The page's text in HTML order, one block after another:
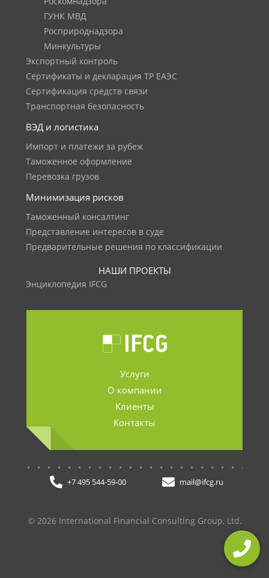
ГУНК МВД
Росприроднадзора
Минкультуры
Экспортный контроль
Сертификаты и декларация ТР ЕАЭС
Сертификация средств связи
Транспортная безопасность
ВЭД и логистика
Импорт и платежи за рубеж
Таможенное оформление
Перевозка грузов
Минимизация рисков
Таможенный консалтинг
Представление интересов в суде
Предварительные решения по классификации
НАШИ ПРОЕКТЫ
Энциклопедия IFCG
Услуги
О компании
Клиенты
Контакты
+7 495 544-59-00 mail@ifcg.ru
© 2026 International Financial Consulting Group, Ltd.